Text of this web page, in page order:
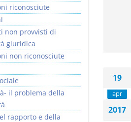
19
apr
2017
riconosciute
non provvisti di
giuridica
non riconosciute
il problema della
rapporto e della